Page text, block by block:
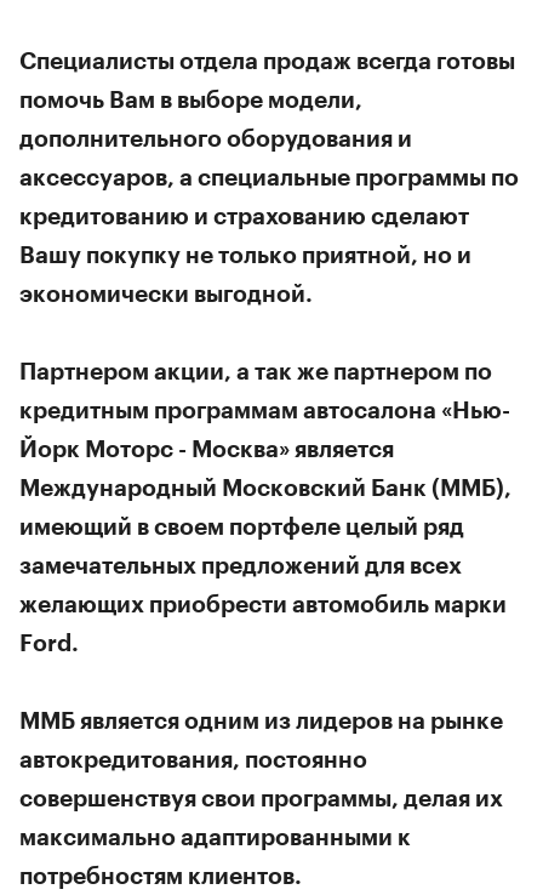
Специалисты отдела продаж всегда готовы
помочь Вам в выборе модели,
дополнительного оборудования и
аксессуаров, а специальные программы по
кредитованию и страхованию сделают
Вашу покупку не только приятной, но и
экономически выгодной.
Партнером акции, а так же партнером по
кредитным программам автосалона «Нью-
Йорк Моторс - Москва» является
Международный Московский Банк (ММБ),
имеющий в своем портфеле целый ряд
замечательных предложений для всех
желающих приобрести автомобиль марки
Ford.
ММБ является одним из лидеров на рынке
автокредитования, постоянно
совершенствуя свои программы, делая их
максимально адаптированными к
потребностям клиентов.